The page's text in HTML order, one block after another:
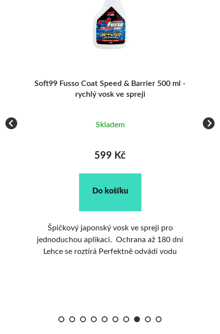
Soft99 Fusso Coat Speed & Barrier 500 ml -
rychlý vosk ve spreji
Skladem
599 Kč
Do košíku
Špičkový japonský vosk ve spreji pro
jednoduchou aplikaci. Ochrana až 180 dní
Lehce se roztírá Perfektně odvádí vodu